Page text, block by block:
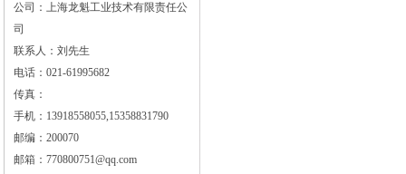
公司：上海龙魁工业技术有限责任公
司
联系人：刘先生
电话：021-61995682
传真：
手机：13918558055,15358831790
邮编：200070
邮箱：770800751@qq.com